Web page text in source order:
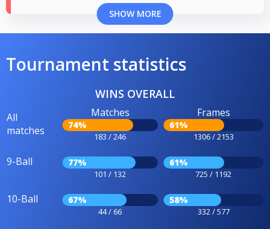
SHOW MORE
Tournament statistics
WINS OVERALL
All
matches
Matches
74%
183 / 246
Frames
61%
1306 / 2153
9-Ball 77%
101 / 132
61%
725 / 1192
10-Ball 67%
44 / 66
58%
332 / 577